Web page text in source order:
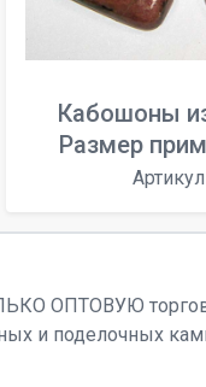
Кабошоны
Размер
ОПТОВУЮ
и поделочных